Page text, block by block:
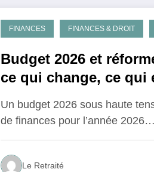
FINANCES FINANCES & DROIT
Budget 2026 et
ce qui change, ce qui
Un budget 2026 sous haute
de finances pour l’année 2026…
Le Retraité